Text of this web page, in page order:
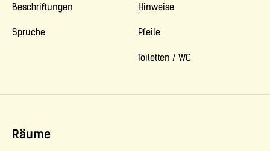
Beschriftungen
Sprüche
Hinweise
Pfeile
Toiletten / WC
Räume